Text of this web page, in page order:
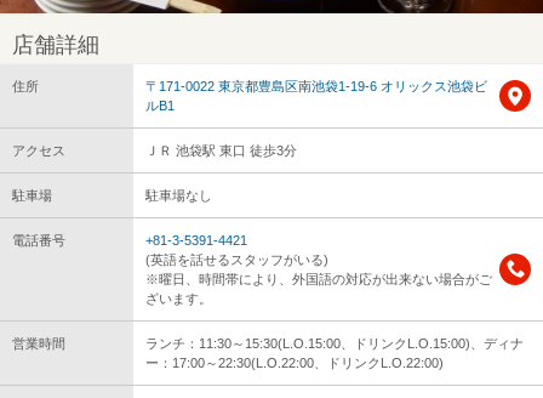
店舗詳細
住所
〒171-0022 東京都豊島区南池袋1-19-6 オリックス池袋ビ
ルB1
アクセス ＪＲ 池袋駅 東口 徒歩3分
駐車場 駐車場なし
電話番号
+81-3-5391-4421
(英語を話せるスタッフがいる)
※曜日、時間帯により、外国語の対応が出来ない場合がご
ざいます。
営業時間
ランチ：11:30～15:30(L.O.15:00、ドリンクL.O.15:00)、ディナ
ー：17:00～22:30(L.O.22:00、ドリンクL.O.22:00)